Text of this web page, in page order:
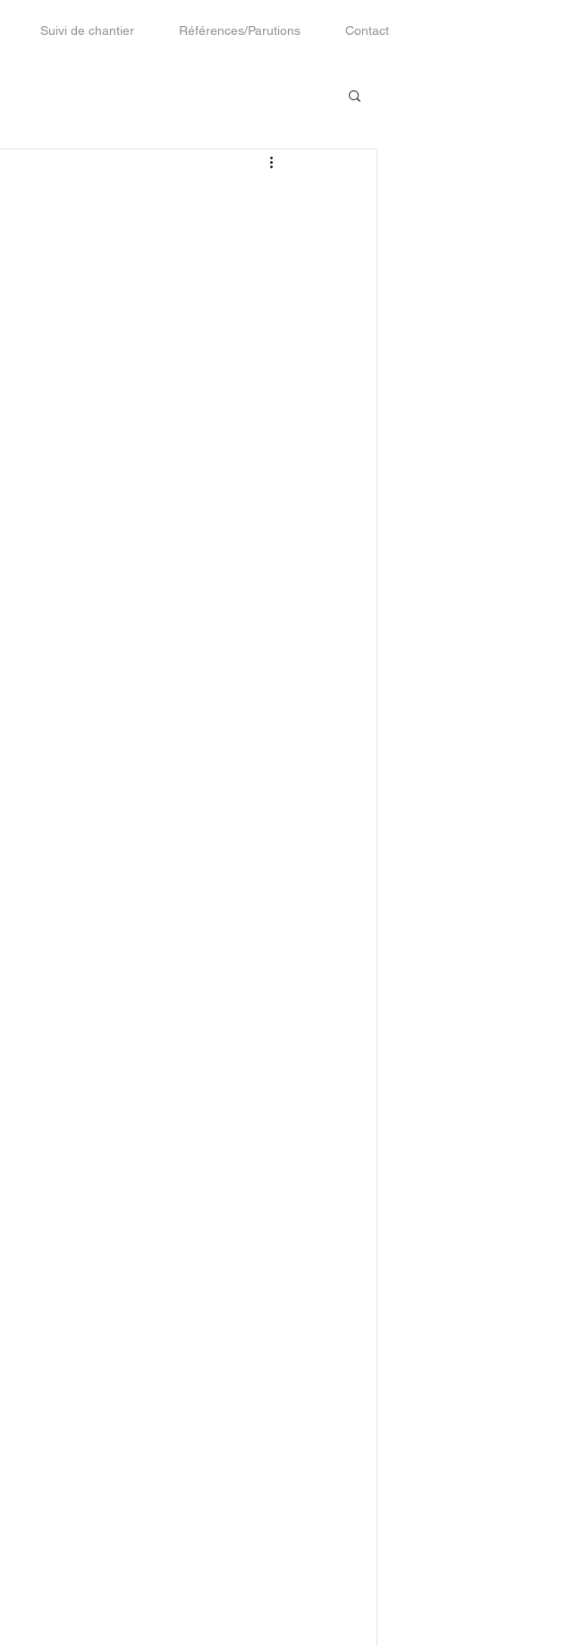
Suivi de chantier Références/Parutions Contact